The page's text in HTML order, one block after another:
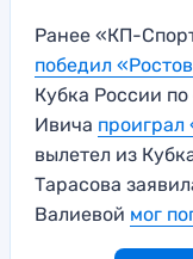
Ранее «КП-
победил
Кубка России
Ивича
вылетел из
Тарасова
Валиевой мог